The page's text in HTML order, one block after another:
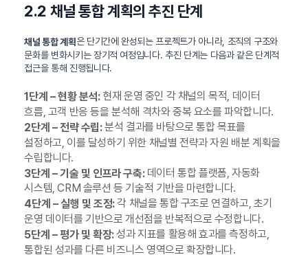
2.2 채널 통합 계획의 추진 단계
채널 통합 계획은 단기간에 완성되는 프로젝트가 아니라, 조직의 구조와
문화를 변화시키는 장기적 여정입니다. 추진 단계는 다음과 같은 단계적
접근을 통해 진행됩니다.
1단계 – 현황 분석:현재 운영 중인 각 채널의 목적, 데이터
흐름, 고객 반응 등을 분석해 격차와 중복 요소를 파악합니다.
2단계 – 전략 수립:분석 결과를 바탕으로 통합 목표를
설정하고, 이를 달성하기 위한 채널별 전략과 자원 배분 계획을
수립합니다.
3단계 – 기술 및 인프라 구축:데이터 통합 플랫폼, 자동화
시스템, CRM 솔루션 등 기술적 기반을 마련합니다.
4단계 – 실행 및 조정:각 채널을 통합 구조로 연결하고, 초기
운영 데이터를 기반으로 개선점을 반복적으로 수정합니다.
5단계 – 평가 및 확장:성과 지표를 활용해 효과를 측정하고,
통합된 성과를 다른 비즈니스 영역으로 확장합니다.